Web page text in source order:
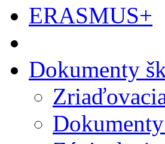
ERASMUS+
Dokumenty